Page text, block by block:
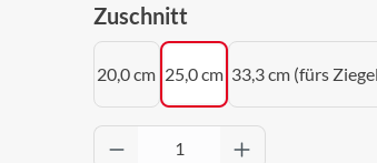
Zuschnittauswählen
20,0 cm 25,0 cm 33,3 cm (fürs
Produkt Anzahl: Gib